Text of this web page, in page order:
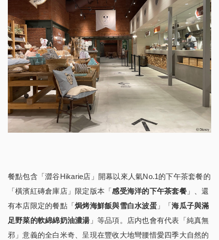
餐點包含「澀谷Hikarie店」開幕以來人氣No.1的下午茶套餐的
「橫濱紅磚倉庫店」限定版本「感受海洋的下午茶套餐」、還
有本店限定的餐點「焗烤海鮮飯與雪白水波蛋」「海瓜子與滿
足野菜的軟綿綿奶油濃湯 」等品項。店内也會有代表「純真無
邪」意義的全白米奇、呈現在豐收大地彎腰惜愛四季大自然的